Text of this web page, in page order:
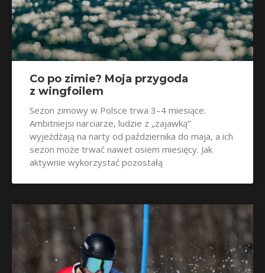
Co po zimie? Moja przygoda
z wingfoilem
Sezon zimowy w Polsce trwa 3–4 miesiące.
Ambitniejsi narciarze, ludzie z „zajawką”
wyjeżdżają na narty od października do maja, a ich
sezon może trwać nawet osiem miesięcy. Jak
aktywnie wykorzystać pozostałą